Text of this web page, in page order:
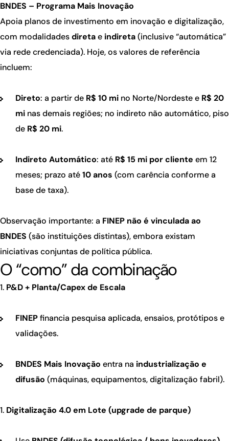
BNDES – Programa Mais Inovação
Apoia planos de investimento em inovação e digitalização,
com modalidadesdiretae indireta(inclusive “automática”
via rede credenciada). Hoje, os valores de referência
incluem:
Direto: a partir de R$ 10 mi no Norte/Nordeste e R$ 20
mi nas demais regiões; no indireto não automático, piso
de R$ 20 mi.
Indireto Automático: até R$ 15 mi por cliente em 12
meses; prazo até10 anos (com carência conforme a
base de taxa).
Observação importante: a FINEP não é vinculada ao
BNDES (são instituições distintas), embora existam
iniciativas conjuntas de política pública.
O “como” da combinação
P&D + Planta/Capex de Escala
FINEPfinancia pesquisa aplicada, ensaios, protótipos e
validações.
BNDES Mais Inovação entra na industrialização e
difusão (máquinas, equipamentos, digitalização fabril).
Digitalização 4.0 em Lote (upgrade de parque)